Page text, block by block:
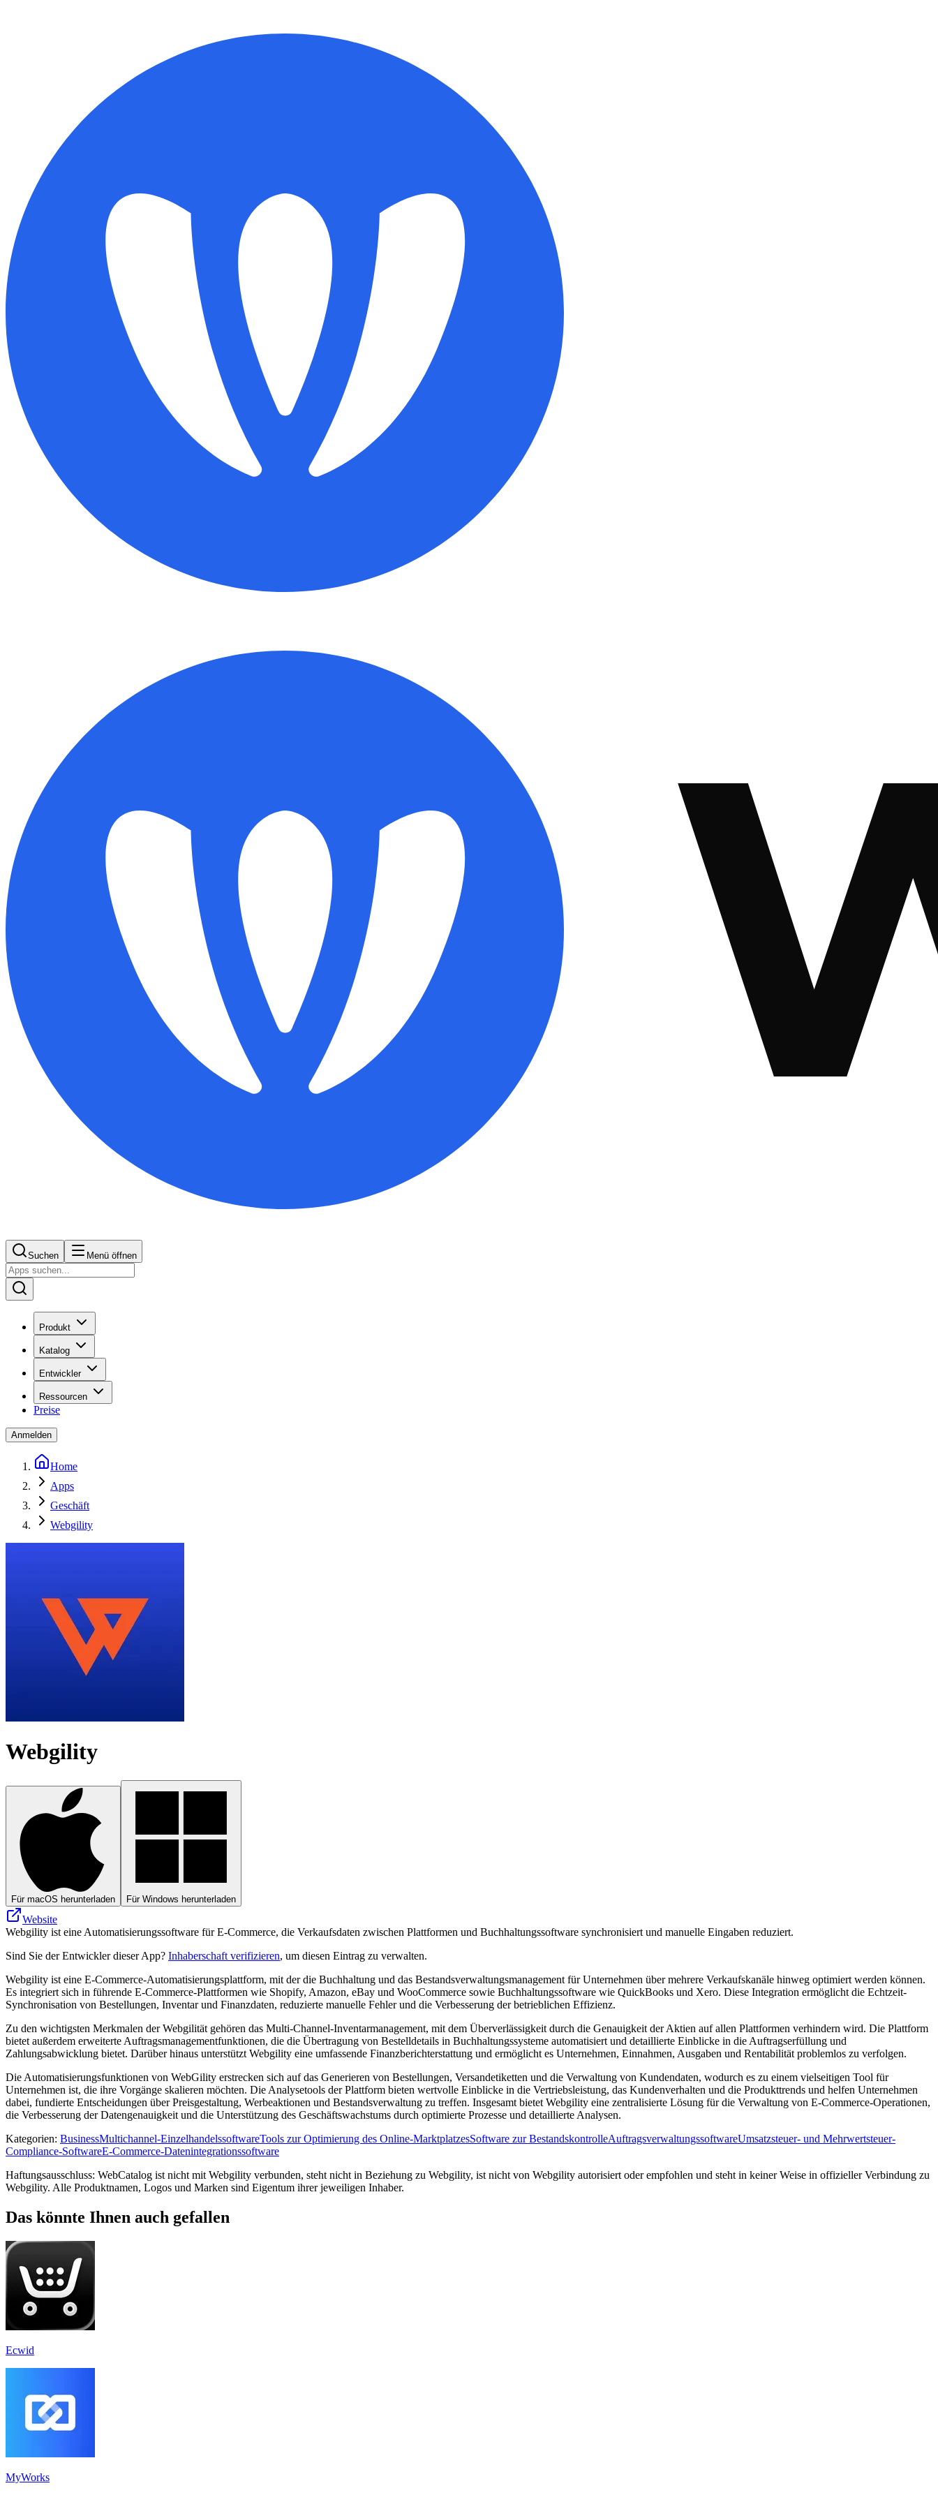
Suchen Menü öffnen
Produkt
Katalog
Entwickler
Ressourcen
Preise
Anmelden
Home
Apps
Geschäft
Webgility
Webgility
Für macOS herunterladen Für Windows herunterladen
Website
Webgility ist eine Automatisierungssoftware für E-Commerce, die Verkaufsdaten zwischen Plattformen und Buchhaltungssoftware synchronisiert und manuelle Eingaben reduziert.
Sind Sie der Entwickler dieser App? Inhaberschaft verifizieren, um diesen Eintrag zu verwalten.
Webgility ist eine E-Commerce-Automatisierungsplattform, mit der die Buchhaltung und das Bestandsverwaltungsmanagement für Unternehmen über mehrere Verkaufskanäle hinweg optimiert werden können.
Es integriert sich in führende E-Commerce-Plattformen wie Shopify, Amazon, eBay und WooCommerce sowie Buchhaltungssoftware wie QuickBooks und Xero. Diese Integration ermöglicht die Echtzeit-
Synchronisation von Bestellungen, Inventar und Finanzdaten, reduzierte manuelle Fehler und die Verbesserung der betrieblichen Effizienz.
Zu den wichtigsten Merkmalen der Webgilität gehören das Multi-Channel-Inventarmanagement, mit dem Überverlässigkeit durch die Genauigkeit der Aktien auf allen Plattformen verhindern wird. Die Plattform
bietet außerdem erweiterte Auftragsmanagementfunktionen, die die Übertragung von Bestelldetails in Buchhaltungssysteme automatisiert und detaillierte Einblicke in die Auftragserfüllung und
Zahlungsabwicklung bietet. Darüber hinaus unterstützt Webgility eine umfassende Finanzberichterstattung und ermöglicht es Unternehmen, Einnahmen, Ausgaben und Rentabilität problemlos zu verfolgen.
Die Automatisierungsfunktionen von WebGility erstrecken sich auf das Generieren von Bestellungen, Versandetiketten und die Verwaltung von Kundendaten, wodurch es zu einem vielseitigen Tool für
Unternehmen ist, die ihre Vorgänge skalieren möchten. Die Analysetools der Plattform bieten wertvolle Einblicke in die Vertriebsleistung, das Kundenverhalten und die Produkttrends und helfen Unternehmen
dabei, fundierte Entscheidungen über Preisgestaltung, Werbeaktionen und Bestandsverwaltung zu treffen. Insgesamt bietet Webgility eine zentralisierte Lösung für die Verwaltung von E-Commerce-Operationen,
die Verbesserung der Datengenauigkeit und die Unterstützung des Geschäftswachstums durch optimierte Prozesse und detaillierte Analysen.
Kategorien: BusinessMultichannel-EinzelhandelssoftwareTools zur Optimierung des Online-MarktplatzesSoftware zur BestandskontrolleAuftragsverwaltungssoftwareUmsatzsteuer- und Mehrwertsteuer-
Compliance-SoftwareE-Commerce-Datenintegrationssoftware
Haftungsausschluss: WebCatalog ist nicht mit Webgility verbunden, steht nicht in Beziehung zu Webgility, ist nicht von Webgility autorisiert oder empfohlen und steht in keiner Weise in offizieller Verbindung zu
Webgility. Alle Produktnamen, Logos und Marken sind Eigentum ihrer jeweiligen Inhaber.
Das könnte Ihnen auch gefallen
Ecwid
MyWorks